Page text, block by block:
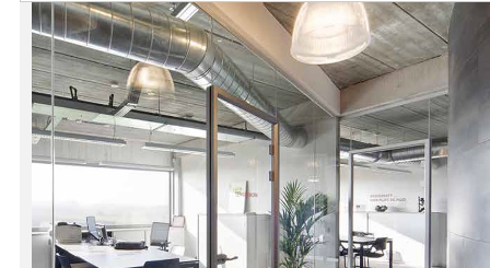
MIROIR POUR PORTE
MIROIR DE SALLE DE BAIN
MIROIR PAROI DE DOUCHE
MIROIR POUR SALLE DE SPORT
MIROIR POUR SALLE DE DANSE